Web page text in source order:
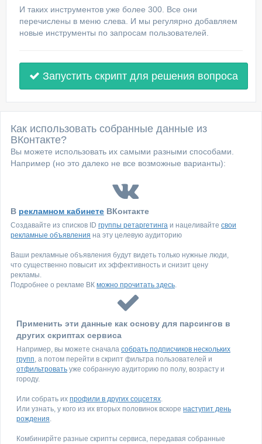
И таких инструментов уже более 300. Все они
перечислены в меню слева. И мы регулярно добавляем
новые инструменты по запросам пользователей.
Запустить скрипт для решения вопроса
Как использовать собранные данные из
ВКонтакте?
Вы можете использовать их самыми разными способами.
Например (но это далеко не все возможные варианты):
В рекламном кабинете ВКонтакте
Создавайте из списков ID группы ретаргетинга и нацеливайте свои
рекламные объявления на эту целевую аудиторию
Ваши рекламные объявления будут видеть только нужные люди,
что существенно повысит их эффективность и снизит цену
рекламы.
Подробнее о рекламе ВК можно прочитать здесь.
Применить эти данные как основу для парсингов в
других скриптах сервиса
Например, вы можете сначала собрать подписчиков нескольких
групп, а потом перейти в скрипт фильтра пользователей и
отфильтровать уже собранную аудиторию по полу, возрасту и
городу.
Или собрать их профили в других соцсетях.
Или узнать, у кого из их вторых половинок вскоре наступит день
рождения.
Комбинирйте разные скрипты сервиса, передавая собранные